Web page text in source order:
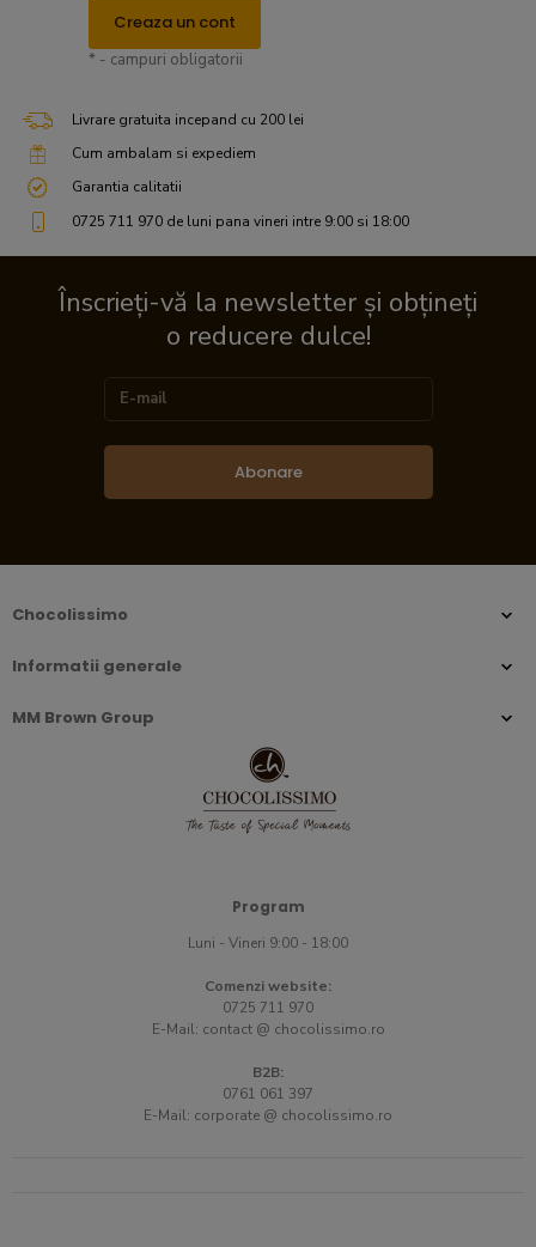
Creaza un cont
* - campuri obligatorii
Livrare gratuita incepand cu 200 lei
Cum ambalam si expediem
Garantia calitatii
0725 711 970 de luni pana vineri intre 9:00 si 18:00
Înscrieți-vă la newsletter și obțineți
o reducere dulce!
Abonare
Chocolissimo
Informatii generale
MM Brown Group
Program
Luni - Vineri 9:00 - 18:00
Comenzi website:
0725 711 970
E-Mail: contact @ chocolissimo.ro
B2B:
0761 061 397
E-Mail: corporate @ chocolissimo.ro